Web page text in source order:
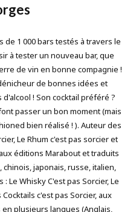
1 000 bars testés à travers le
à tester un nouveau bar, que
de vin en bonne compagnie !
de bonnes idées et
! Son cocktail préféré ?
passer un bon moment (mais
bien réalisé ! ). Auteur des
Le Rhum c'est pas sorcier et
éditions Marabout et traduits
japonais, russe, italien,
Le Whisky C'est pas Sorcier, Le
c'est pas Sorcier, aux
plusieurs langues (Anglais,